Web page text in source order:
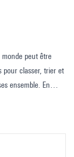
monde peut être
pour classer, trier et
ensemble. En
nous ne